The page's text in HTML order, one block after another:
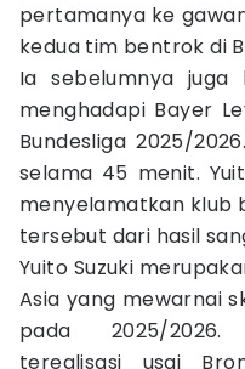
pertamanya ke
kedua tim bentrok di
Ia sebelumnya juga
menghadapi Bayer
Bundesliga 2025/
selama 45 menit.
menyelamatkan klub
tersebut dari hasil
Yuito Suzuki
Asia yang mewarnai
pada 2025/2026.
terealisasi usai